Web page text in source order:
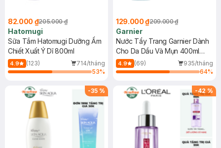
82.000 ₫205.000 ₫
Hatomugi
Sữa Tắm Hatomugi Dưỡng Ẩm
Chiết Xuất Ý Dĩ 800ml
4.9 (123)
714/tháng
53%
129.000 ₫209.000 ₫
Garnier
Nước Tẩy Trang Garnier Dành
Cho Da Dầu Và Mụn 400ml
(Mới)
4.9 (69)
935/tháng
64%
-35 % -42 %